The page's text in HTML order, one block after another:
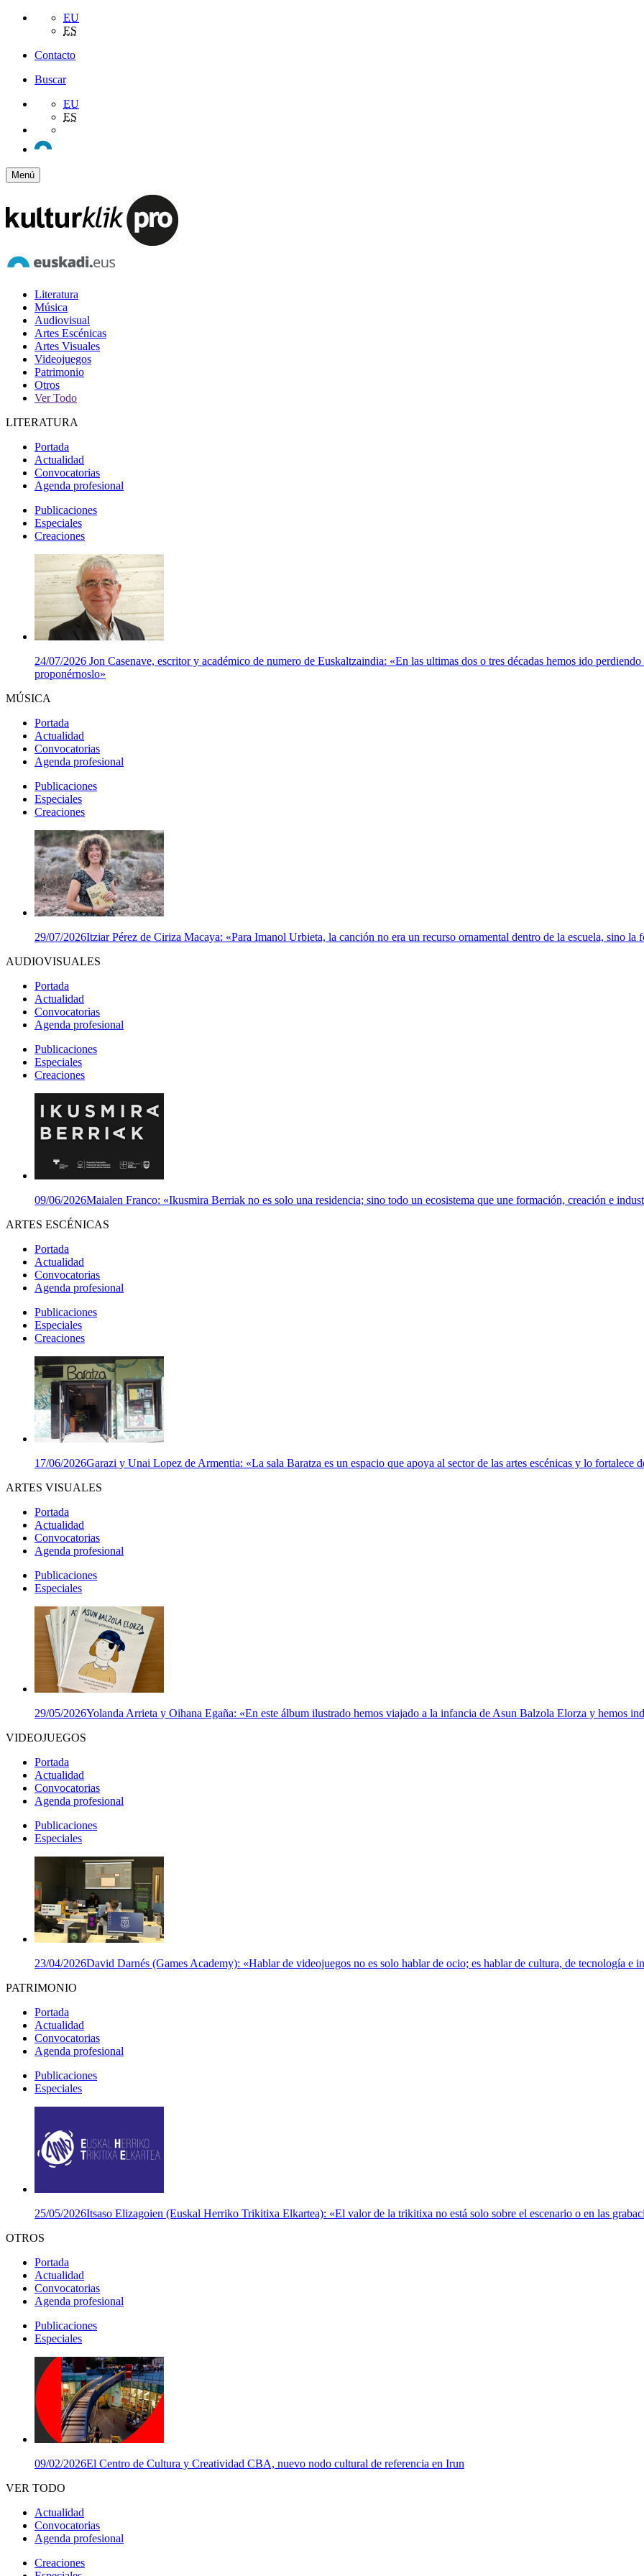
EU
ES
Contacto
Buscar
EU
ES
Menú
Literatura
Música
Audiovisual
Artes Escénicas
Artes Visuales
Videojuegos
Patrimonio
Otros
Ver Todo
LITERATURA
Portada
Actualidad
Convocatorias
Agenda profesional
Publicaciones
Especiales
Creaciones
24/07/2026 Jon Casenave, escritor y académico de numero de Euskaltzaindia: «En las ultimas dos o tres décadas hemos ido
proponérnoslo»
MÚSICA
Portada
Actualidad
Convocatorias
Agenda profesional
Publicaciones
Especiales
Creaciones
29/07/2026Itziar Pérez de Ciriza Macaya: «Para Imanol Urbieta, la canción no era un recurso ornamental dentro de la escuela, sino la
AUDIOVISUALES
Portada
Actualidad
Convocatorias
Agenda profesional
Publicaciones
Especiales
Creaciones
09/06/2026Maialen Franco: «Ikusmira Berriak no es solo una residencia; sino todo un ecosistema que une formación, creación e
ARTES ESCÉNICAS
Portada
Actualidad
Convocatorias
Agenda profesional
Publicaciones
Especiales
Creaciones
17/06/2026Garazi y Unai Lopez de Armentia: «La sala Baratza es un espacio que apoya al sector de las artes escénicas y lo fortalece
ARTES VISUALES
Portada
Actualidad
Convocatorias
Agenda profesional
Publicaciones
Especiales
29/05/2026Yolanda Arrieta y Oihana Egaña: «En este álbum ilustrado hemos viajado a la infancia de Asun Balzola Elorza y hemos
VIDEOJUEGOS
Portada
Actualidad
Convocatorias
Agenda profesional
Publicaciones
Especiales
23/04/2026David Darnés (Games Academy): «Hablar de videojuegos no es solo hablar de ocio; es hablar de cultura, de tecnología
PATRIMONIO
Portada
Actualidad
Convocatorias
Agenda profesional
Publicaciones
Especiales
25/05/2026Itsaso Elizagoien (Euskal Herriko Trikitixa Elkartea): «El valor de la trikitixa no está solo sobre el escenario o en las
OTROS
Portada
Actualidad
Convocatorias
Agenda profesional
Publicaciones
Especiales
09/02/2026El Centro de Cultura y Creatividad CBA, nuevo nodo cultural de referencia en Irun
VER TODO
Actualidad
Convocatorias
Agenda profesional
Creaciones